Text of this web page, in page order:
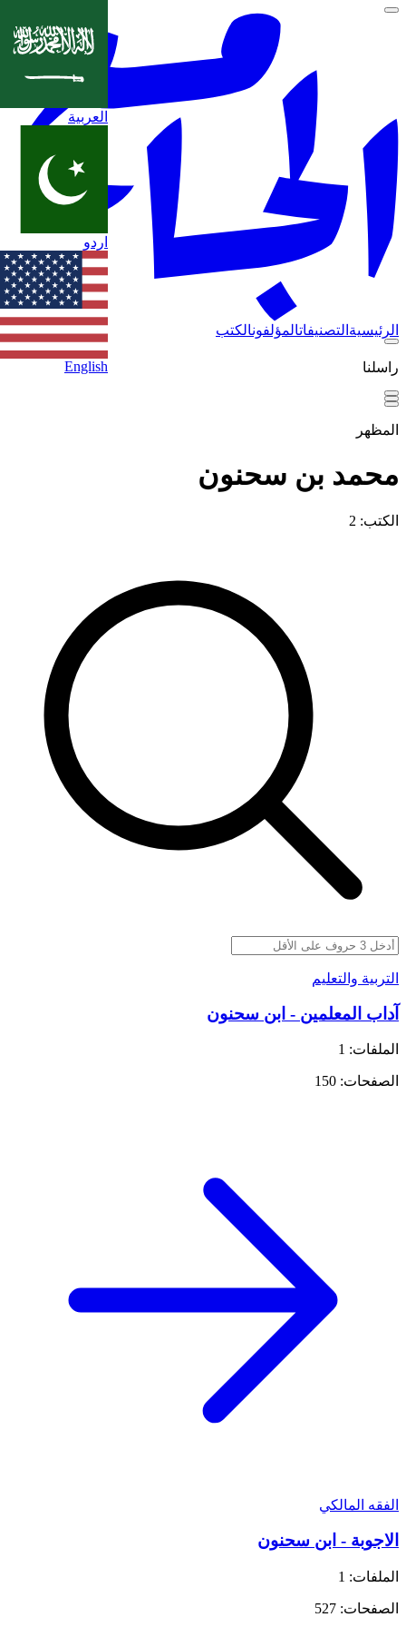
الرئيسية التصنيفاتالمؤلفونالكتب
راسلنا
العربية
اردو
English
المظهر
محمد بن سحنون
الكتب: 2
التربية والتعليم
آداب المعلمين - ابن سحنون
الملفات: 1
الصفحات: 150
الفقه المالكي
الاجوبة - ابن سحنون
الملفات: 1
الصفحات: 527